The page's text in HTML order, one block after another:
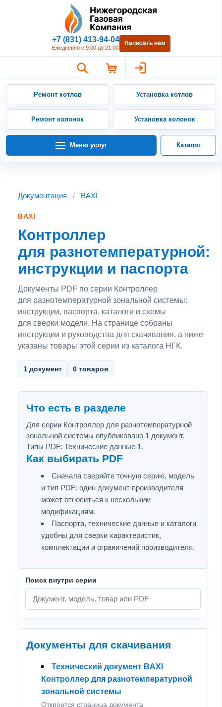
Нижегородская Газовая
+7 (831) 413-94-04
Ежедневно с 9:00 до 21:00
Написать нам
Ремонт котлов Установка котлов
Ремонт колонок Установка колонок
Меню услуг Каталог
Документация / BAXI
BAXI
Контроллер
для разнотемпературной:
инструкции и паспорта
Документы PDF по серии Контроллер
для разнотемпературной зональной системы:
инструкции, паспорта, каталоги и схемы
для сверки модели. На странице собраны
инструкции и руководства для скачивания, а ниже
указаны товары этой серии из каталога НГК.
1 документ 0 товаров
Что есть в разделе
Для серии Контроллер для разнотемпературной
зональной системы опубликовано 1 документ.
Типы PDF: Технические данные 1.
Как выбирать PDF
Сначала сверяйте точную серию, модель
и тип PDF: один документ производителя
может относиться к нескольким
модификациям.
Паспорта, технические данные и каталоги
удобны для сверки характеристик,
комплектации и ограничений производителя.
Поиск внутри серии
Документы для скачивания
Технический документ BAXI
Контроллер для разнотемпературной
зональной системы
Откроется страница документа